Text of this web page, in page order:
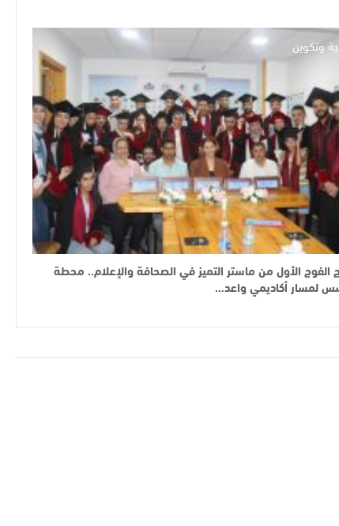
وتكوين
الفوج الأول من ماستر التميز في الصحافة والإعلام.. محطة
لمسار أكاديمي واعد…